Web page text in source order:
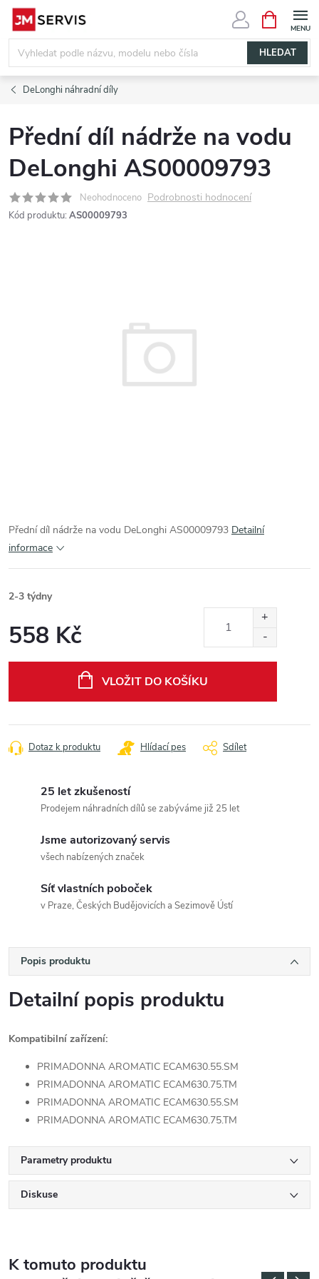
Přejít
obsah
HLEDAT
NÁKUPNÍ
KOŠÍK
DeLonghi náhradní díly
Přední díl nádrže na vodu
DeLonghi AS00009793
Neohodnoceno Podrobnosti hodnocení
Kód produktu: AS00009793
Přední díl nádrže na vodu DeLonghi AS00009793 Detailní
informace
2-3 týdny
558 Kč
VLOŽIT DO KOŠÍKU
Dotaz k produktu Hlídací pes Sdílet
25 let zkušeností
Prodejem náhradních dílů se zabýváme již 25 let
Jsme autorizovaný servis
všech nabízených značek
Síť vlastních poboček
v Praze, Českých Budějovicích a Sezimově Ústí
Popis produktu
Detailní popis produktu
Kompatibilní zařízení:
PRIMADONNA AROMATIC ECAM630.55.SM
PRIMADONNA AROMATIC ECAM630.75.TM
PRIMADONNA AROMATIC ECAM630.55.SM
PRIMADONNA AROMATIC ECAM630.75.TM
Parametry produktu
Diskuse
K tomuto produktu